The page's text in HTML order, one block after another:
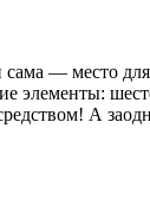
— место
элементы:
А